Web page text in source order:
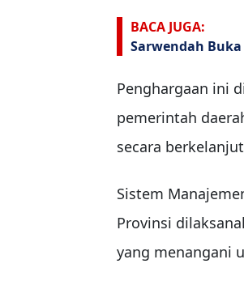
BACA JUGA:
Sarwendah
Penghargaan ini
pemerintah
secara
Sistem
Provinsi
yang menangani